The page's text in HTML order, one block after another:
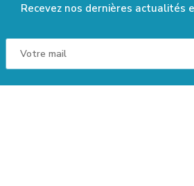
Recevez nos dernières actualités